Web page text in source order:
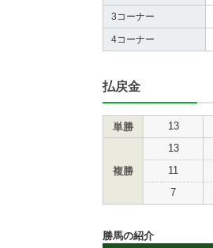
3コーナー
4コーナー
払戻金
単勝 13
複勝
13
11
7
勝馬の紹介